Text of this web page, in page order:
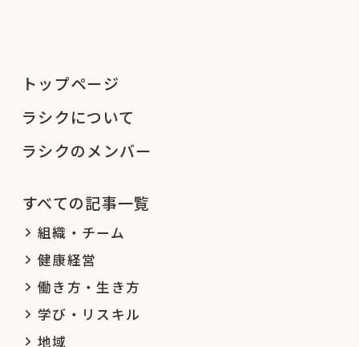
トップページ
ラシクについて
ラシクのメンバー
すべての記事一覧
組織・チーム
健康経営
働き方・生き方
学び・リスキル
地域